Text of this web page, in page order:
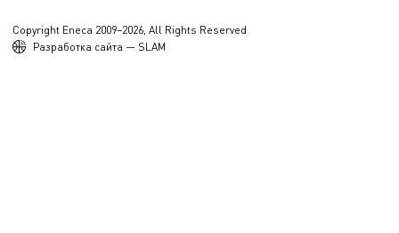
Copyright Eneca 2009–2026, All Rights Reserved
Разработка сайта — SLAM